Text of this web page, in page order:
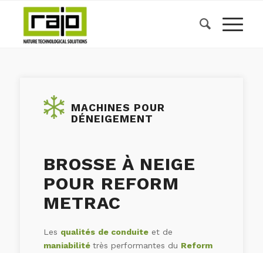
MACHINES POUR
DÉNEIGEMENT
BROSSE À NEIGE
POUR REFORM
METRAC
Les qualités de conduiteet de
maniabilité très performantes du Reform